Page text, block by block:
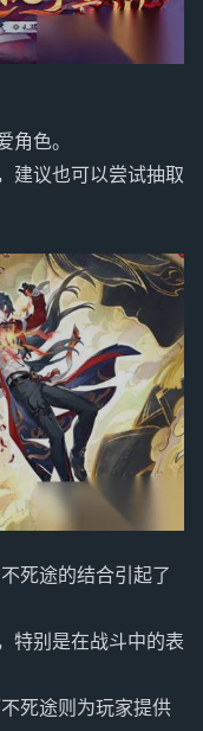
角色。
建议也可以尝试抽取
死途的结合引起了
特别是在战斗中的表
死途则为玩家提供